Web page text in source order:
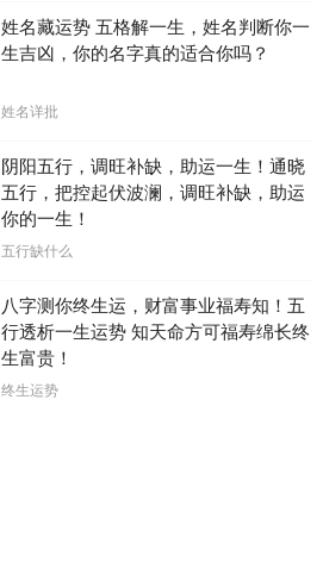
姓名藏运势 五格解一生，姓名判断你一
生吉凶，你的名字真的适合你吗？
姓名详批
阴阳五行，调旺补缺，助运一生！通晓
五行，把控起伏波澜，调旺补缺，助运
你的一生！
五行缺什么
八字测你终生运，财富事业福寿知！五
行透析一生运势 知天命方可福寿绵长终
生富贵！
终生运势